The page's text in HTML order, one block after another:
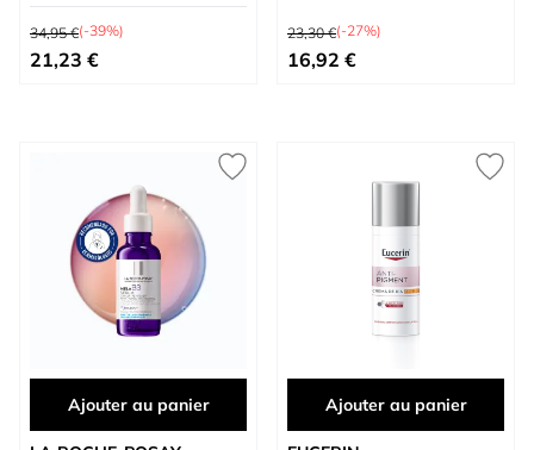
Prix normal
34,95 €(-39%)
Prix spécial
21,23 €
Prix normal
23,30 €(-27%)
Prix spécial
16,92 €
Ajouter au panier Ajouter au panier